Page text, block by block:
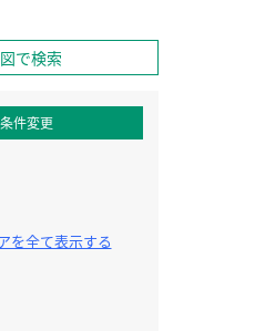
で検索
件変更
を全て表示する